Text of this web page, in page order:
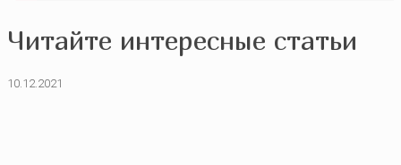
Читайте интересные статьи
10.12.2021